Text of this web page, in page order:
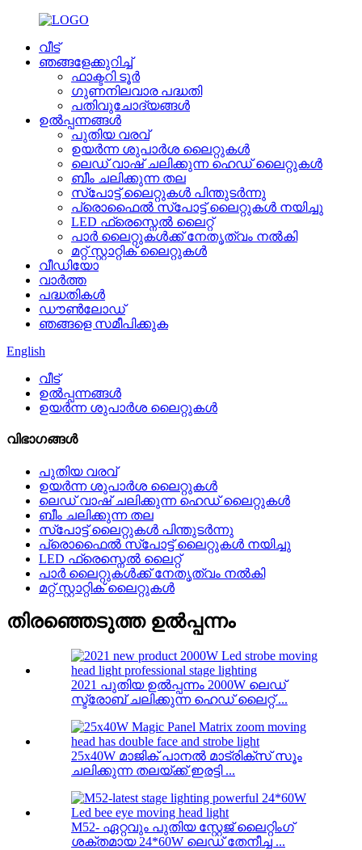
വീട്
ഞങ്ങളേക്കുറിച്ച്
ഫാക്ടറി ടൂർ
ഗുണനിലവാര പദ്ധതി
പതിവുചോദ്യങ്ങൾ
ഉൽപ്പന്നങ്ങൾ
പുതിയ വരവ്
ഉയർന്ന ശുപാർശ ലൈറ്റുകൾ
ലെഡ് വാഷ് ചലിക്കുന്ന ഹെഡ് ലൈറ്റുകൾ
ബീം ചലിക്കുന്ന തല
സ്പോട്ട് ലൈറ്റുകൾ പിന്തുടർന്നു
പ്രൊഫൈൽ സ്പോട്ട് ലൈറ്റുകൾ നയിച്ചു
LED ഫ്രെസ്നെൽ ലൈറ്റ്
പാർ ലൈറ്റുകൾക്ക് നേതൃത്വം നൽകി
മറ്റ് സ്റ്റാറ്റിക് ലൈറ്റുകൾ
വീഡിയോ
വാർത്ത
പദ്ധതികൾ
ഡൗൺലോഡ്
ഞങ്ങളെ സമീപിക്കുക
English
വീട്
ഉൽപ്പന്നങ്ങൾ
ഉയർന്ന ശുപാർശ ലൈറ്റുകൾ
വിഭാഗങ്ങൾ
പുതിയ വരവ്
ഉയർന്ന ശുപാർശ ലൈറ്റുകൾ
ലെഡ് വാഷ് ചലിക്കുന്ന ഹെഡ് ലൈറ്റുകൾ
ബീം ചലിക്കുന്ന തല
സ്പോട്ട് ലൈറ്റുകൾ പിന്തുടർന്നു
പ്രൊഫൈൽ സ്പോട്ട് ലൈറ്റുകൾ നയിച്ചു
LED ഫ്രെസ്നെൽ ലൈറ്റ്
പാർ ലൈറ്റുകൾക്ക് നേതൃത്വം നൽകി
മറ്റ് സ്റ്റാറ്റിക് ലൈറ്റുകൾ
തിരഞ്ഞെടുത്ത ഉൽപ്പന്നം
2021 പുതിയ ഉൽപ്പന്നം 2000W ലെഡ്
സ്ട്രോബ് ചലിക്കുന്ന ഹെഡ് ലൈറ്റ് ...
25x40W മാജിക് പാനൽ മാട്രിക്സ് സൂം
ചലിക്കുന്ന തലയ്ക്ക് ഇരട്ടി ...
M52- ഏറ്റവും പുതിയ സ്റ്റേജ് ലൈറ്റിംഗ്
ശക്തമായ 24*60W ലെഡ് തേനീച്ച ...